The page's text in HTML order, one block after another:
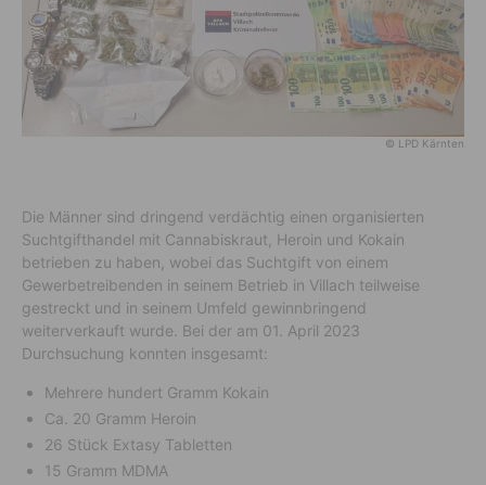
© LPD Kärnten
Die Männer sind dringend verdächtig einen organisierten
Suchtgifthandel mit Cannabiskraut, Heroin und Kokain
betrieben zu haben, wobei das Suchtgift von einem
Gewerbetreibenden in seinem Betrieb in Villach teilweise
gestreckt und in seinem Umfeld gewinnbringend
weiterverkauft wurde. Bei der am 01. April 2023
Durchsuchung konnten insgesamt:
Mehrere hundert Gramm Kokain
Ca. 20 Gramm Heroin
26 Stück Extasy Tabletten
15 Gramm MDMA